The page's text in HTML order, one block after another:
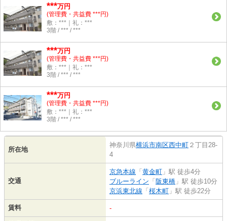
***万円
(管理費・共益費 ***円)
敷：***｜礼：***
3階 / *** / ***
***万円
(管理費・共益費 ***円)
敷：***｜礼：***
3階 / *** / ***
***万円
(管理費・共益費 ***円)
敷：***｜礼：***
3階 / *** / ***
所在地
神奈川県横浜市南区西中町 ２丁目28-
4
交通
京急本線 「 黄金町 」駅 徒歩4分
ブルーライン 「 阪東橋 」駅 徒歩10分
京浜東北線 「 桜木町 」駅 徒歩22分
賃料 -